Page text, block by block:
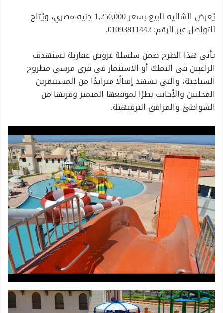
يُعرض الشاليه للبيع بسعر 1,250,000 جنيه مصري، ويُتاح
للتواصل عبر الرقم: 01093811442.
يأتي هذا الطرح ضمن سلسلة عروض عقارية تستهدف
الراغبين في التملك أو الاستثمار في قرى مرسى مطروح
السياحية، والتي تشهد إقبالًا متزايدًا من المستثمرين
المحليين والأجانب نظرًا لموقعها المتميز وقربها من
الشواطئ والمرافق الترفيهية.